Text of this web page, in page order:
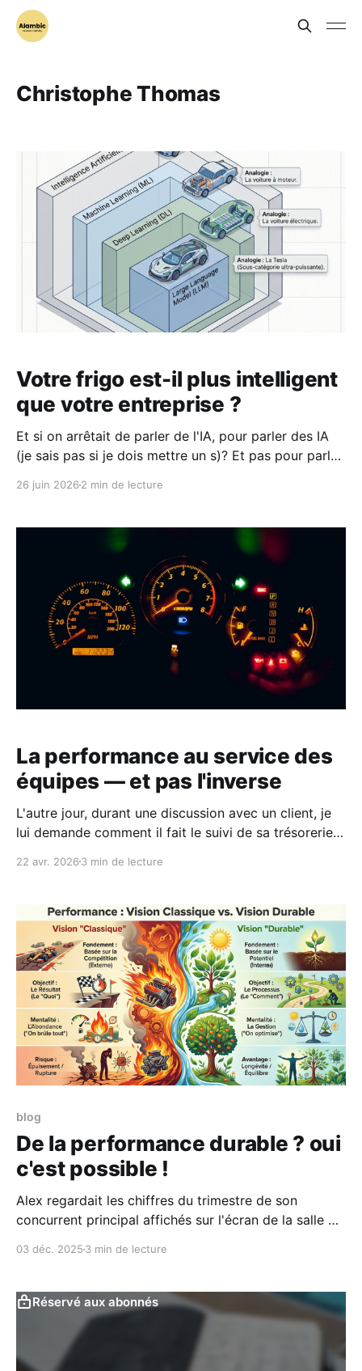
Christophe Thomas
Votre frigo est-il plus intelligent
que votre entreprise ?
Et si on arrêtait de parler de l'IA, pour parler des IA
(je sais pas si je dois mettre un s)? Et pas pour parler
modèles du même type d'IA. Il existe une quantité
26 juin 2026 2 min de lecture
La performance au service des
équipes — et pas l'inverse
L'autre jour, durant une discussion avec un client, je
lui demande comment il fait le suivi de sa trésorerie.
sous sur le compte, c'est que c'est bon.
22 avr. 2026 3 min de lecture
blog
De la performance durable ? oui
c'est possible !
Alex regardait les chiffres du trimestre de son
concurrent principal affichés sur l'écran de la salle de
03 déc. 2025 3 min de lecture
Réservé aux abonnés